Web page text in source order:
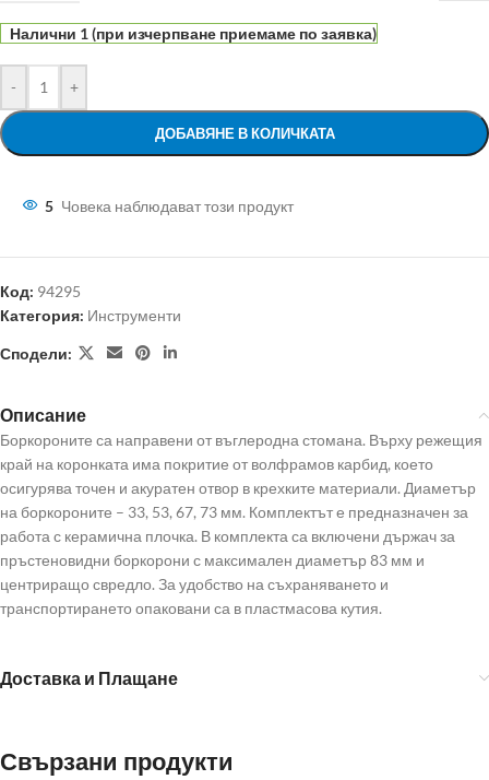
Налични 1 (при изчерпване приемаме по заявка)
- +
ДОБАВЯНЕ В КОЛИЧКАТА
5 Човека наблюдават този продукт
Код: 94295
Категория: Инструменти
Сподели:
Описание
Боркороните са направени от въглеродна стомана. Върху режещия
край на коронката има покритие от волфрамов карбид, което
осигурява точен и акуратен отвор в крехките материали. Диаметър
на боркороните – 33, 53, 67, 73 мм. Комплектът е предназначен за
работа с керамична плочка. В комплекта са включени държач за
пръстеновидни боркорони с максимален диаметър 83 мм и
центриращо свредло. За удобство на съхраняването и
транспортирането опаковани са в пластмасова кутия.
Доставка и Плащане
Свързани продукти